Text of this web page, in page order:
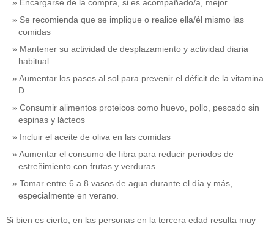
Encargarse de la compra, si es acompañado/a, mejor
Se recomienda que se implique o realice ella/él mismo las
comidas
Mantener su actividad de desplazamiento y actividad diaria
habitual.
Aumentar los pases al sol para prevenir el déficit de la vitamina
D.
Consumir alimentos proteicos como huevo, pollo, pescado sin
espinas y lácteos
Incluir el aceite de oliva en las comidas
Aumentar el consumo de fibra para reducir periodos de
estreñimiento con frutas y verduras
Tomar entre 6 a 8 vasos de agua durante el día y más,
especialmente en verano.
Si bien es cierto, en las personas en la tercera edad resulta muy